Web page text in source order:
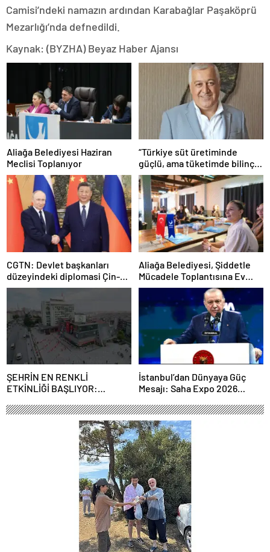
Camisi’ndeki namazın ardından Karabağlar Paşaköprü
Mezarlığı’nda defnedildi.
Kaynak: (BYZHA) Beyaz Haber Ajansı
Aliağa Belediyesi Haziran
Meclisi Toplanıyor
“Türkiye süt üretiminde
güçlü, ama tüketimde bilinç
şart”
CGTN: Devlet başkanları
düzeyindeki diplomasi Çin-
Rusya arasındaki büyüyen
ortaklığı güçlendiriyor
Aliağa Belediyesi, Şiddetle
Mücadele Toplantısına Ev
Sahipliği Yaptı
ŞEHRİN EN RENKLİ
ETKİNLİĞİ BAŞLIYOR:
FESTİVALİ” HEYECANI
GAZİOSMANPAŞA’DA
İstanbul’dan Dünyaya Güç
Mesajı: Saha Expo 2026